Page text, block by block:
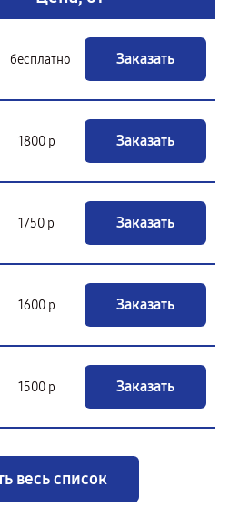
бесплатно Заказать
1800 р Заказать
1750 р Заказать
1600 р Заказать
1500 р Заказать
весь список